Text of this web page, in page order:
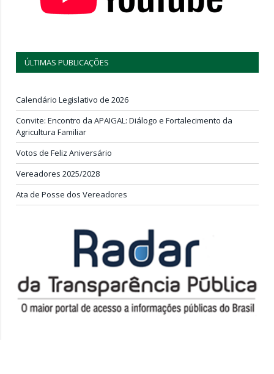
ÚLTIMAS PUBLICAÇÕES
Calendário Legislativo de 2026
Convite: Encontro da APAIGAL: Diálogo e Fortalecimento da
Agricultura Familiar
Votos de Feliz Aniversário
Vereadores 2025/2028
Ata de Posse dos Vereadores